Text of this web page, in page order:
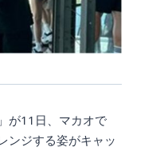
が11日、マカオで
ンジする姿がキャッ